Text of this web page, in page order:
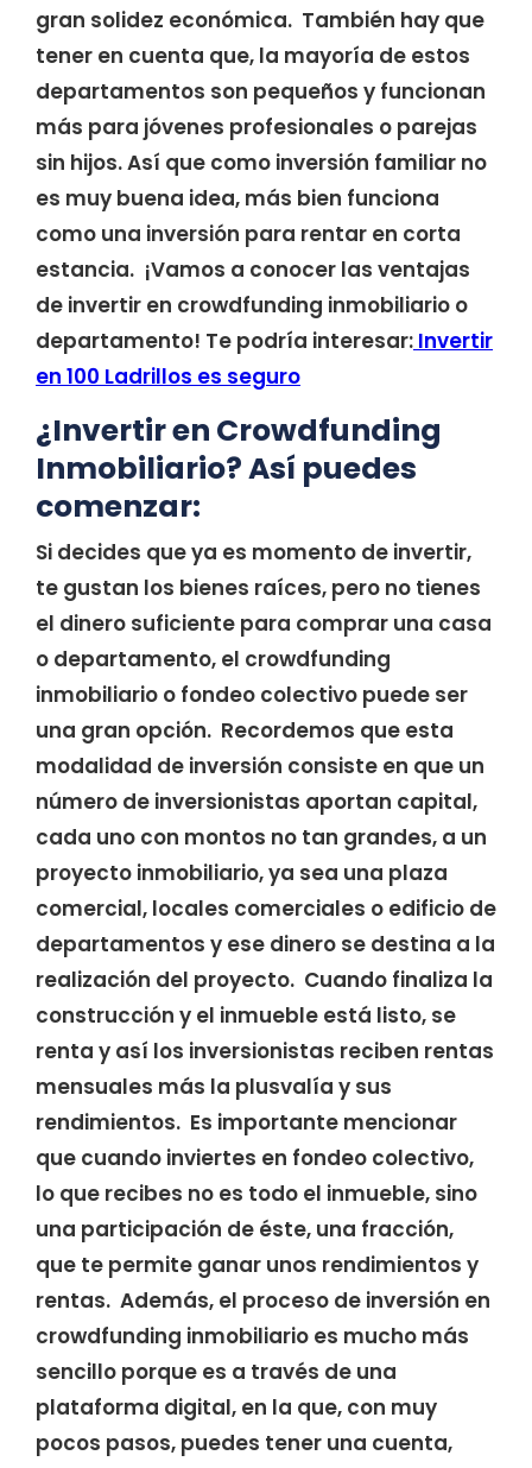
gran solidez económica. También hay que
tener en cuenta que, la mayoría de estos
departamentos son pequeños y funcionan
más para jóvenes profesionales o parejas
sin hijos. Así que como inversión familiar no
es muy buena idea, más bien funciona
como una inversión para rentar en corta
estancia. ¡Vamos a conocer las ventajas
de invertir en crowdfunding inmobiliario o
departamento! Te podría interesar: Invertir
en 100 Ladrillos es seguro
¿Invertir en Crowdfunding
Inmobiliario? Así puedes
comenzar:
Si decides que ya es momento de invertir,
te gustan los bienes raíces, pero no tienes
el dinero suficiente para comprar una casa
o departamento, el crowdfunding
inmobiliario o fondeo colectivo puede ser
una gran opción. Recordemos que esta
modalidad de inversión consiste en que un
número de inversionistas aportan capital,
cada uno con montos no tan grandes, a un
proyecto inmobiliario, ya sea una plaza
comercial, locales comerciales o edificio de
departamentos y ese dinero se destina a la
realización del proyecto. Cuando finaliza la
construcción y el inmueble está listo, se
renta y así los inversionistas reciben rentas
mensuales más la plusvalía y sus
rendimientos. Es importante mencionar
que cuando inviertes en fondeo colectivo,
lo que recibes no es todo el inmueble, sino
una participación de éste, una fracción,
que te permite ganar unos rendimientos y
rentas. Además, el proceso de inversión en
crowdfunding inmobiliario es mucho más
sencillo porque es a través de una
plataforma digital, en la que, con muy
pocos pasos, puedes tener una cuenta,